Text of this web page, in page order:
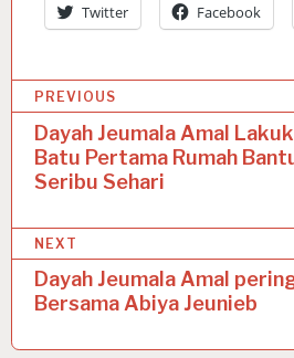
Twitter Facebook
o
n
PREVIOUS
Dayah Jeumala Amal
Batu Pertama Rumah
Seribu Sehari
NEXT
Dayah Jeumala Amal
Bersama Abiya Jeunieb